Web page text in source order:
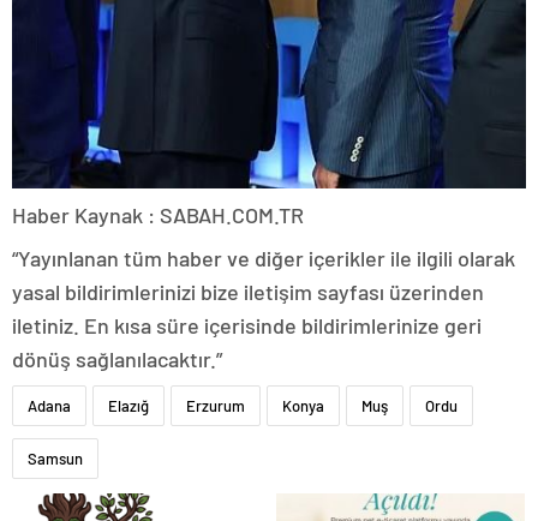
Haber Kaynak : SABAH.COM.TR
“Yayınlanan tüm haber ve diğer içerikler ile ilgili olarak
yasal bildirimlerinizi bize iletişim sayfası üzerinden
iletiniz. En kısa süre içerisinde bildirimlerinize geri
dönüş sağlanılacaktır.”
Adana Elazığ Erzurum Konya Muş Ordu
Samsun